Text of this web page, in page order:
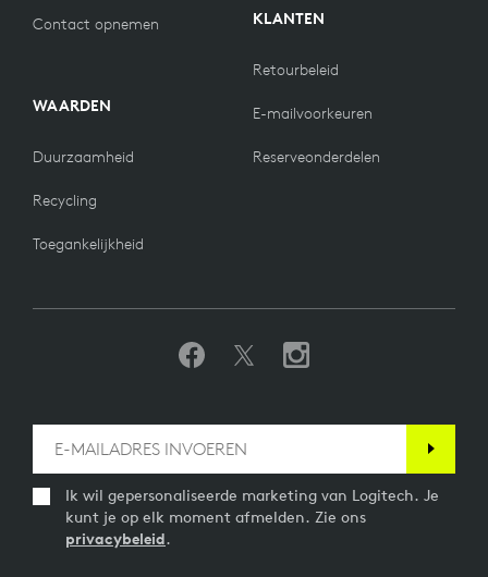
Contact opnemen
WAARDEN
Duurzaamheid
Recycling
Toegankelijkheid
KLANTEN
Retourbeleid
E-mailvoorkeuren
Reserveonderdelen
Ik wil gepersonaliseerde marketing van Logitech. Je
kunt je op elk moment afmelden. Zie ons
privacybeleid.